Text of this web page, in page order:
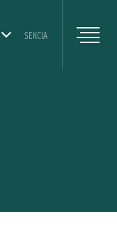
SEKCIA